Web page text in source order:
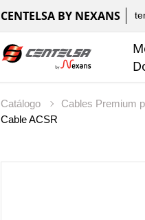
CENTELSA BY NEXANS
Catálogo Cables Premium
Cable ACSR